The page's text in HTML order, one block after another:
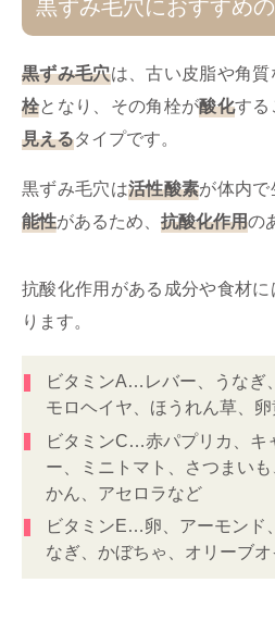
黒ずみ毛穴におすすめ
黒ずみ毛穴は、古い皮脂や角質
栓となり、その角栓が酸化する
見えるタイプです。
黒ずみ毛穴は活性酸素が体内で
能性があるため、 抗酸化作用の
抗酸化作用がある成分や食材
ります。
ビタミンA…レバー、うなぎ
モロヘイヤ、ほうれん草、
ビタミンC…赤パプリカ、キ
ー、ミニトマト、さつまい
かん、アセロラなど
ビタミンE…卵、アーモンド
なぎ、かぼちゃ、オリーブ